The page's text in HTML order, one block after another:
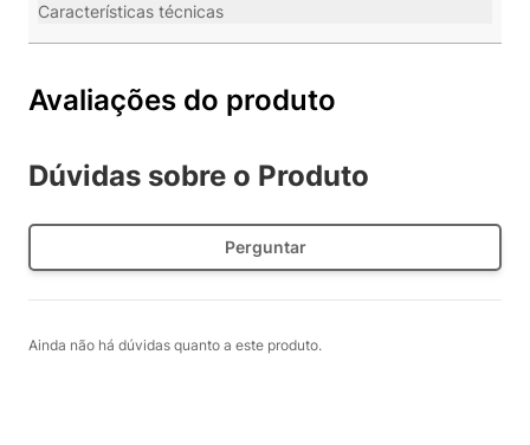
Características técnicas
Avaliações do produto
Dúvidas sobre o Produto
Perguntar
Ainda não há dúvidas quanto a este produto.